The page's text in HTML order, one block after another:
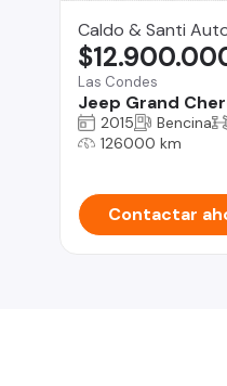
Caldo & Santi
Las Condes
Jeep Grand
2015 Bencina
126000 km
Contactar